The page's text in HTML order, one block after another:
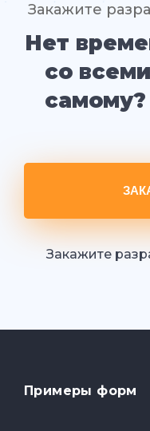
Закажите
Нет
со
Закажите
Примеры форм